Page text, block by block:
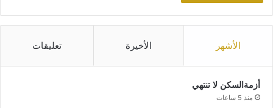
الأشهر الأخيرة تعليقات
أزمةالسكن لا تنتهي
منذ 5 ساعات